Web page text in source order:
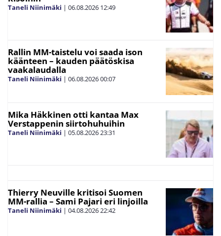
Taneli Niinimäki | 06.08.2026 12:49
Rallin MM-taistelu voi saada ison
käänteen – kauden päätöskisa
vaakalaudalla
Taneli Niinimäki | 06.08.202600:07
Mika Häkkinen otti kantaa Max
Verstappenin siirtohuhuihin
Taneli Niinimäki | 05.08.202623:31
Thierry Neuville kritisoi Suomen
MM-rallia – Sami Pajari eri linjoilla
Taneli Niinimäki | 04.08.202622:42